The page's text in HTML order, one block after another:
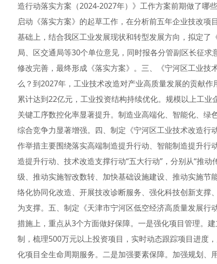
造行动落实方案（2024-2027年）》工作方案前期做了哪
启动《落实方案》的起草工作，在分析前五年企业技改
基础上，结合我区工业发展现状和转型发展方向，拟定
局、区交通局等30个单位意见，同时报各分管副区长征
修改完善，最终形成《落实方案》。三、《宁河区工业
么？到2027年，工业技术改造对产业高质量发展的贡献
累计达到22亿元，工业投资结构持续优化。规模以上工
关键工序数控化率显著提升。制造业高端化、智能化、
综合竞争力显著增强。四、制定《宁河区工业技术改造
作举措主要围绕落实高端制造提升行动、智能制造提升
造提升行动、技术改造支撑行动“五大行动”，分别从“推
级、推动实施智改数转、加快基础设施建设、推动实施
络化协同化改造、开展技改诊断服务、强化科技创新支撑
为支撑。五、制定《天津市宁河区低空经济高质量发展
措施上，重点从3个方面做好保障。一是强化项目管理。
制，梳理500万元以上投资项目，实时动态跟踪项目进度
化项目全生命周期服务。二是加强要素保障。加强规划